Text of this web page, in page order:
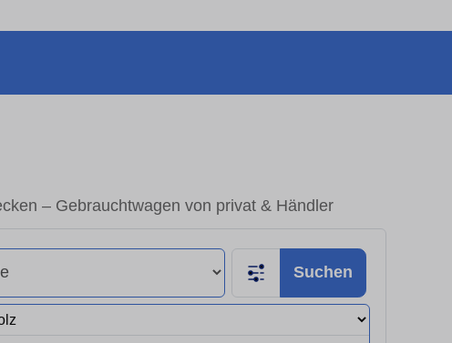
– Gebrauchtwagen von privat & Händler
Suchen